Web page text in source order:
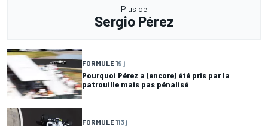
Plus de
Sergio Pérez
FORMULE 19 j
Pourquoi Pérez a (encore) été pris par la
patrouille mais pas pénalisé
FORMULE 113 j